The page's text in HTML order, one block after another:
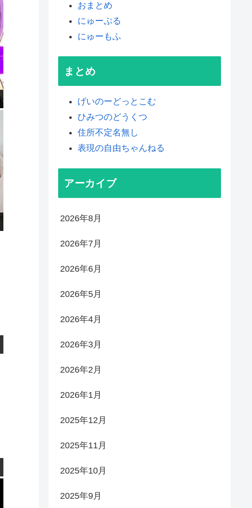
おまとめ
にゅーぷる
にゅーもふ
まとめ
げいのーどっとこむ
ひみつのどうくつ
住所不定名無し
表現の自由ちゃんねる
アーカイブ
2026年8月
2026年7月
2026年6月
2026年5月
2026年4月
2026年3月
2026年2月
2026年1月
2025年12月
2025年11月
2025年10月
2025年9月